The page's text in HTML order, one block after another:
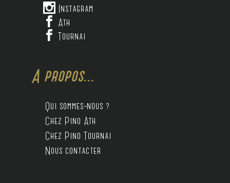
 Instagram
 Ath
 Tournai
A propos...
Qui sommes-nous ?
Chez Pino Ath
Chez Pino Tournai
Nous contacter